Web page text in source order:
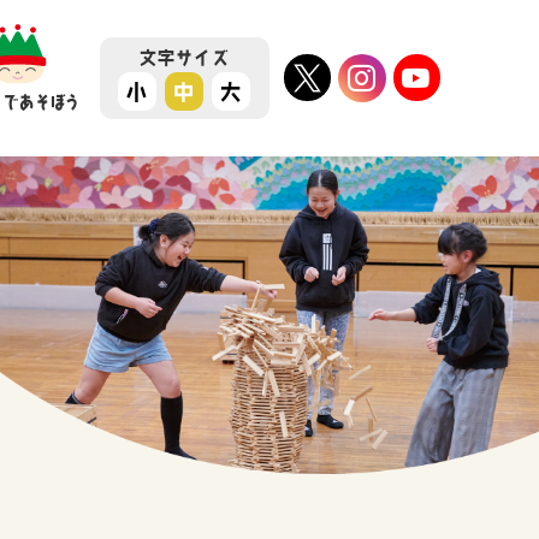
あそぼう
文字サイズ
小 中 大